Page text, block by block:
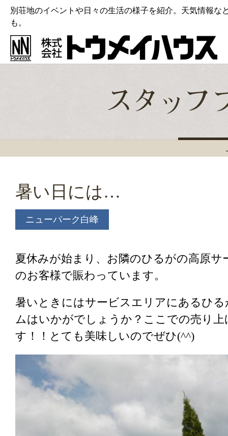
別荘地のイベントや日々の生活の様子を紹介。天気情報な
も。
暑い日には…
ニューパーク白峰
夏休みが始まり、お隣のひるがの高原
のお客様で賑わっています。
暑いときにはサービスエリアにあるひ
ムはいかがでしょうか？ここでの売り
す！！とても美味しいのでぜひ(^^)